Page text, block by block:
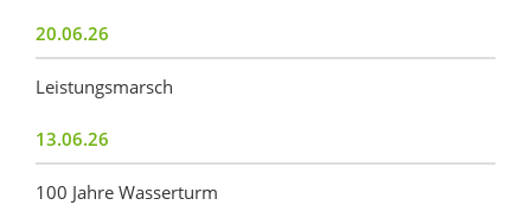
20.06.26
Leistungsmarsch
13.06.26
100 Jahre Wasserturm